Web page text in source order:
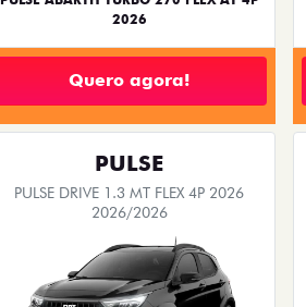
2026
Quero agora!
PULSE
PULSE DRIVE 1.3 MT FLEX 4P 2026
2026/2026